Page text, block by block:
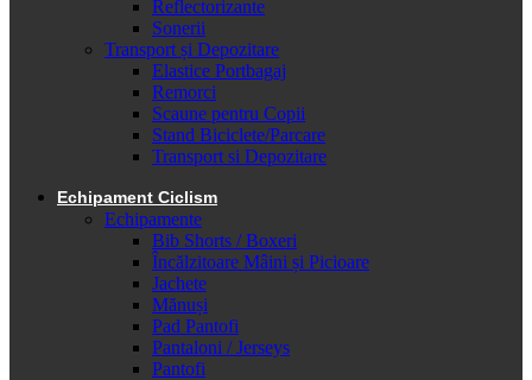
Reflectorizante
Sonerii
Transport și Depozitare
Elastice Portbagaj
Remorci
Scaune pentru Copii
Stand Biciclete/Parcare
Transport si Depozitare
Echipament Ciclism
Echipamente
Bib Shorts / Boxeri
Încălzitoare Mâini și Picioare
Jachete
Mănuși
Pad Pantofi
Pantaloni / Jerseys
Pantofi